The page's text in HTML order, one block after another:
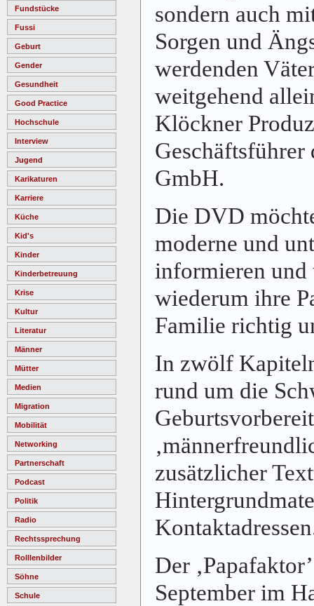
Fundstücke
Fussi
Geburt
Gender
Gesundheit
Good Practice
Hochschule
Interview
Jugend
Karikaturen
Karriere
Küche
Kid's
Kinder
Kinderbetreuung
Krise
Kultur
Literatur
Männer
Mütter
Medien
Migration
Mobilität
Networking
Partnerschaft
Podcast
Politik
Radio
Rechtssprechung
Rolllenbilder
Söhne
Schule
sondern auch
Sorgen und
werdenden
weitgehend
Klöckner
GmbH.
Die DVD
moderne und
informieren und
wiederum ihre
Familie richtig
In zwölf
rund um die
zusätzlicher
Der
September im